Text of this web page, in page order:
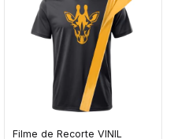
Filme de Recorte VINIL